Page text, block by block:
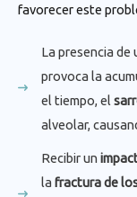
favorecer este
La presencia de
provoca la
el tiempo, el
alveolar,
Recibir un
la fractura de